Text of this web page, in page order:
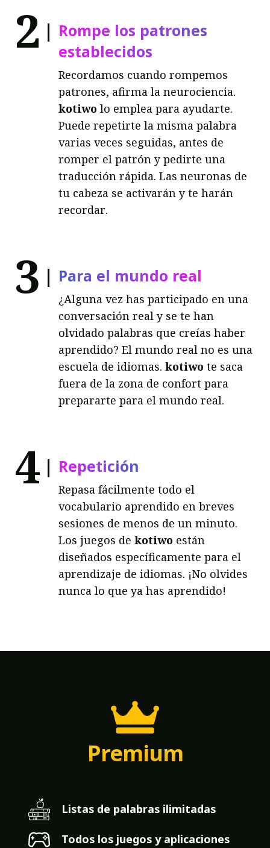
2
Rompe los patrones
establecidos
Recordamos cuando rompemos
patrones, afirma la neurociencia.
kotiwo lo emplea para ayudarte.
Puede repetirte la misma palabra
varias veces seguidas, antes de
romper el patrón y pedirte una
traducción rápida. Las neuronas de
tu cabeza se activarán y te harán
recordar.
3 Para el mundo real
¿Alguna vez has participado en una
conversación real y se te han
olvidado palabras que creías haber
aprendido? El mundo real no es una
escuela de idiomas. kotiwo te saca
fuera de la zona de confort para
prepararte para el mundo real.
4 Repetición
Repasa fácilmente todo el
vocabulario aprendido en breves
sesiones de menos de un minuto.
Los juegos de kotiwo están
diseñados específicamente para el
aprendizaje de idiomas. ¡No olvides
nunca lo que ya has aprendido!
Premium
Listas de palabras ilimitadas
Todos los juegos y aplicaciones